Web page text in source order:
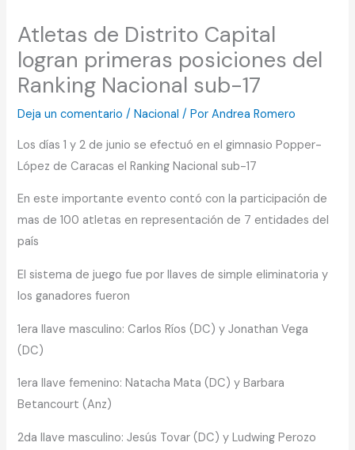
Atletas de Distrito Capital
logran primeras posiciones del
Ranking Nacional sub-17
Deja un comentario /Nacional / PorAndrea Romero
Los días 1 y 2 de junio se efectuó en el gimnasio Popper-
López de Caracas el Ranking Nacional sub-17
En este importante evento contó con la participación de
mas de 100 atletas en representación de 7 entidades del
país
El sistema de juego fue por llaves de simple eliminatoria y
los ganadores fueron
1era llave masculino: Carlos Ríos (DC) y Jonathan Vega
(DC)
1era llave femenino: Natacha Mata (DC) y Barbara
Betancourt (Anz)
2da llave masculino: Jesús Tovar (DC) y Ludwing Perozo